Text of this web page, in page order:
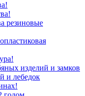
резиновые
изделий и замков
и лебедок